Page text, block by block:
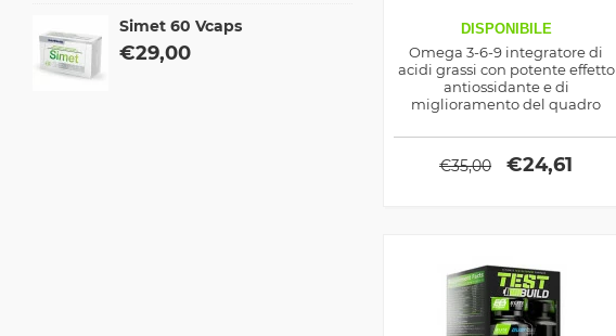
Simet 60 Vcaps
€29,00
DISPONIBILE
Omega 3-6-9 integratore di
acidi grassi con potente effetto
antiossidante e di
miglioramento del quadro
dimagrante metabolico
indiretto
€35,00 €24,61